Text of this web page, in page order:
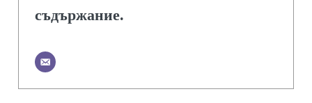
съдържание.